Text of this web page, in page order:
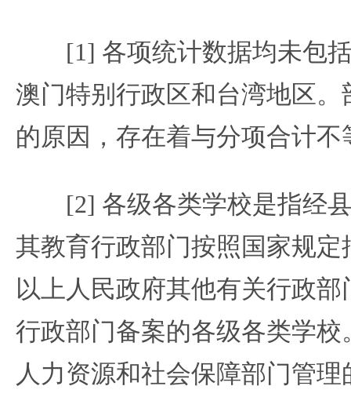
[1] 各项统计数据均未包括
澳门特别行政区和台湾地区
的原因，存在着与分项合计不
[2] 各级各类学校是指经县
其教育行政部门按照国家规
以上人民政府其他有关行政
行政部门备案的各级各类学
人力资源和社会保障部门管